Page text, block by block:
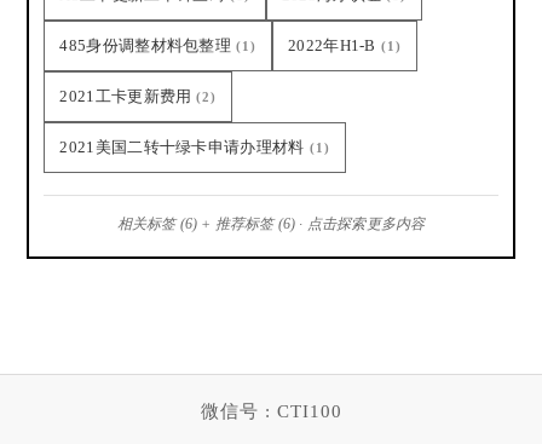
485身份调整材料包整理 (1) 2022年H1-B (1)
2021工卡更新费用 (2)
2021美国二转十绿卡申请办理材料 (1)
相关标签 (6) + 推荐标签 (6) · 点击探索更多内容
微信号 : CTI100